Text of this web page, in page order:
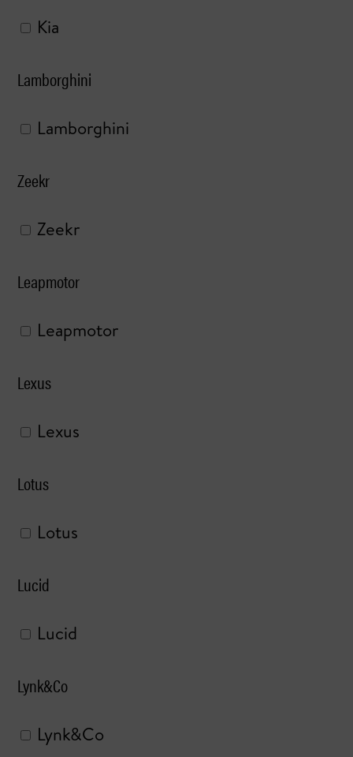
Kia
Lamborghini
Lamborghini
Zeekr
Zeekr
Leapmotor
Leapmotor
Lexus
Lexus
Lotus
Lotus
Lucid
Lucid
Lynk&Co
Lynk&Co